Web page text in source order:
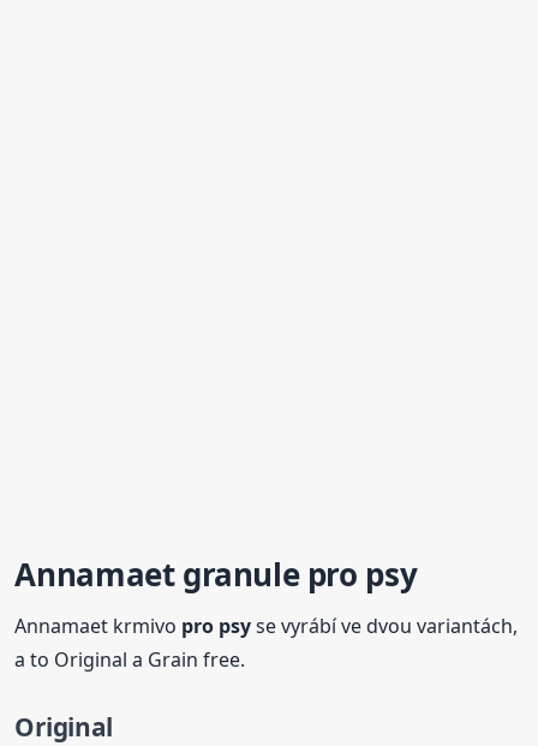
Annamaetgranule pro psy
Annamaet krmivo pro psyse vyrábí ve dvou variantách,
a to Original a Grain free.
Original